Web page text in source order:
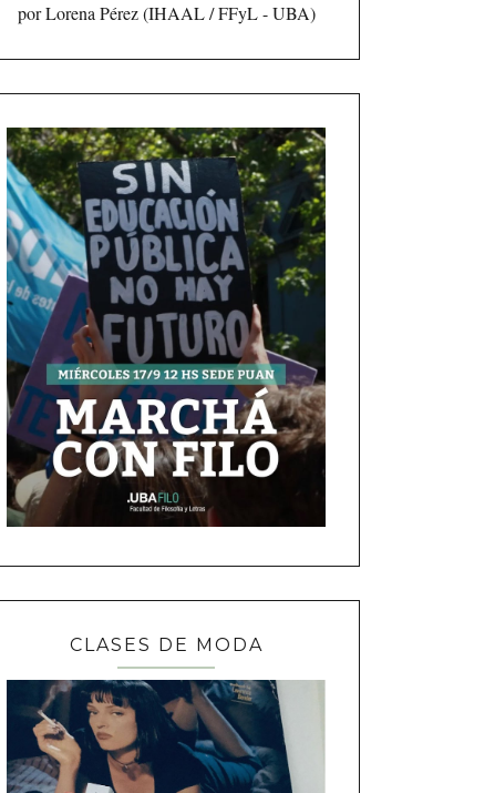
por Lorena Pérez (IHAAL / FFyL - UBA)
CLASES DE MODA